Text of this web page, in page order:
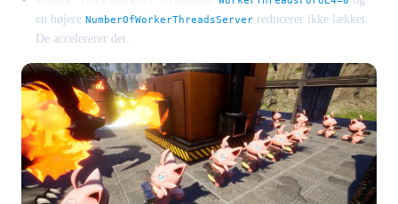
en højere NumberOfWorkerThreadsServer reducerer ikke lækket.
De accelererer det.